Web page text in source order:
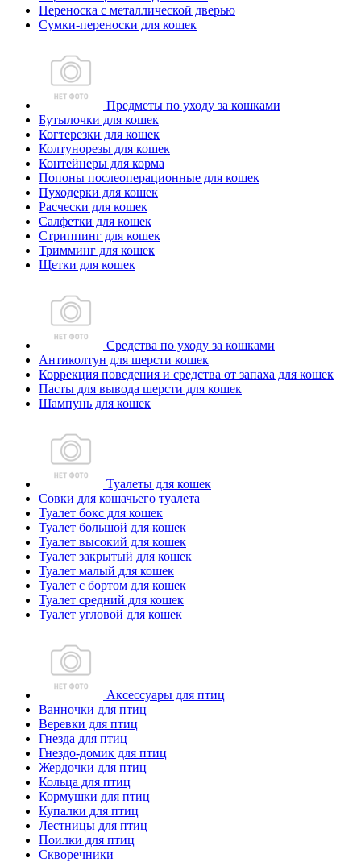
Переноска с металлической дверью
Сумки-переноски для кошек
Предметы по уходу за кошками
Бутылочки для кошек
Когтерезки для кошек
Колтунорезы для кошек
Контейнеры для корма
Попоны послеоперационные для кошек
Пуходерки для кошек
Расчески для кошек
Салфетки для кошек
Стриппинг для кошек
Тримминг для кошек
Щетки для кошек
Средства по уходу за кошками
Антиколтун для шерсти кошек
Коррекция поведения и средства от запаха для кошек
Пасты для вывода шерсти для кошек
Шампунь для кошек
Туалеты для кошек
Совки для кошачьего туалета
Туалет бокс для кошек
Туалет большой для кошек
Туалет высокий для кошек
Туалет закрытый для кошек
Туалет малый для кошек
Туалет с бортом для кошек
Туалет средний для кошек
Туалет угловой для кошек
Аксессуары для птиц
Ванночки для птиц
Веревки для птиц
Гнезда для птиц
Гнездо-домик для птиц
Жердочки для птиц
Кольца для птиц
Кормушки для птиц
Купалки для птиц
Лестницы для птиц
Поилки для птиц
Скворечники